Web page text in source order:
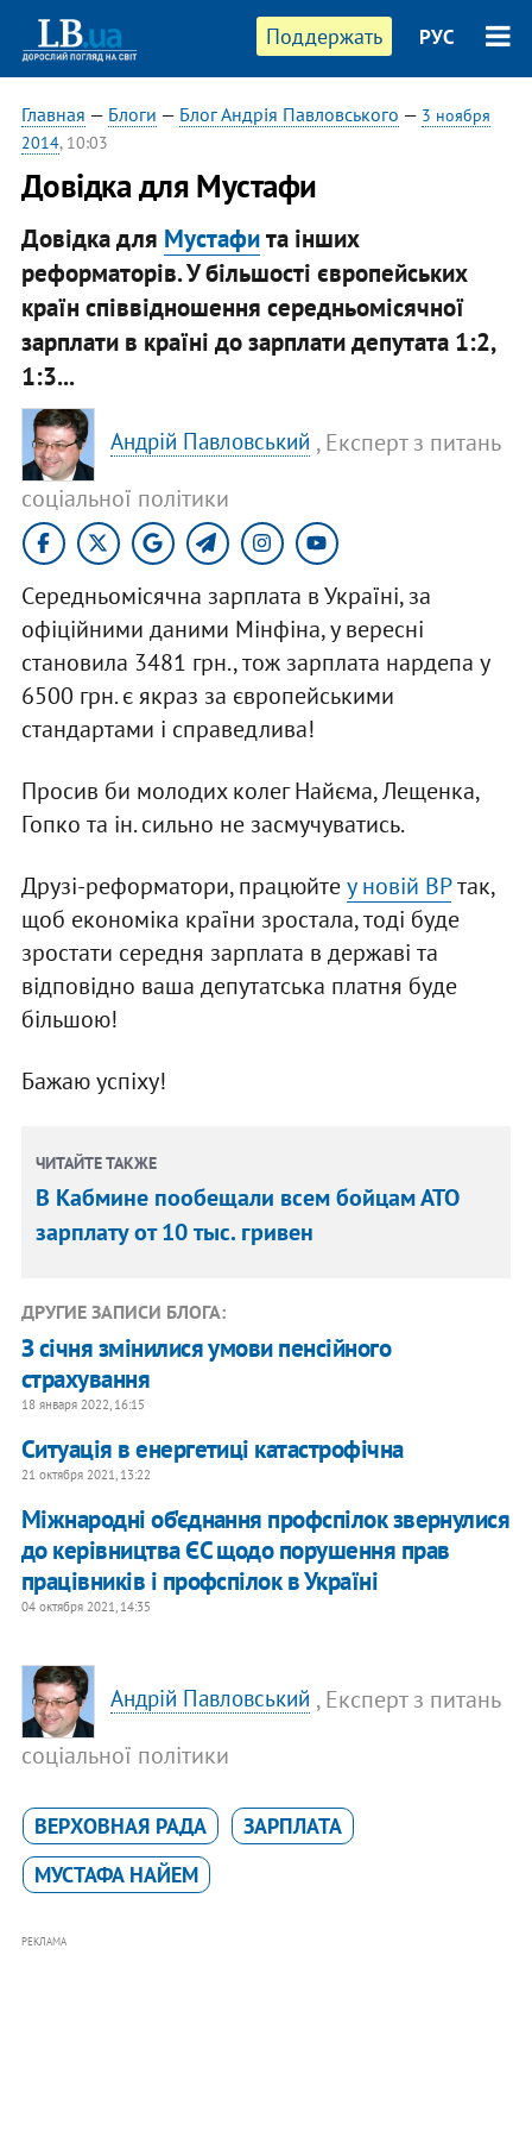
Поддержать РУС
Главная — Блоги — Блог Андрія Павловського — 3 ноября
2014, 10:03
Довідка для Мустафи
Довідка для Мустафита інших
реформаторів. У більшості європейських
країн співвідношення середньомісячної
зарплати в країні до зарплати депутата 1:2,
1:3...
Андрій Павловський , Експерт з питань
соціальної політики
Cередньомісячна зарплата в Україні, за
офіційними даними Мінфіна, у вересні
становила 3481 грн., тож зарплата нардепа у
6500 грн. є якраз за європейськими
стандартами і справедлива!
Просив би молодих колег Найєма, Лещенка,
Гопко та ін. сильно не засмучуватись.
Друзі-реформатори, працюйтеу новій ВРтак,
щоб економіка країни зростала, тоді буде
зростати середня зарплата в державі та
відповідно ваша депутатська платня буде
більшою!
Бажаю успіху!
ЧИТАЙТЕ ТАКЖЕ
В Кабмине пообещали всем бойцам АТО
зарплату от 10 тыс. гривен
ДРУГИЕ ЗАПИСИ БЛОГА:
З січня змінилися умови пенсійного
страхування
18 января 2022, 16:15
Ситуація в енергетиці катастрофічна
21 октября 2021, 13:22
Міжнародні об'єднання профспілок звернулися
до керівництва ЄС щодо порушення прав
працівників і профспілок в Україні
04 октября 2021, 14:35
Андрій Павловський , Експерт з питань
соціальної політики
ВЕРХОВНАЯ РАДА
ЗАРПЛАТА
МУСТАФА НАЙЕМ
РЕКЛАМА